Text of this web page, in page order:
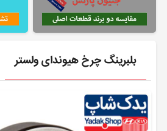
بلبرینگ چرخ هیوندای ولستر